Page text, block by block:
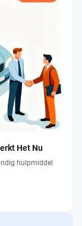
Het Nu
hulpmiddel